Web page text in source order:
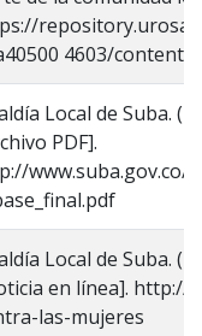
4603/content
Local de Suba.
PDF].
www.suba.gov.co/
Local de Suba.
en línea]. http://
las-mujeres